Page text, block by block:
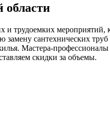
трудоемких
замену сантехнических
Мастера-
скидки за объемы.